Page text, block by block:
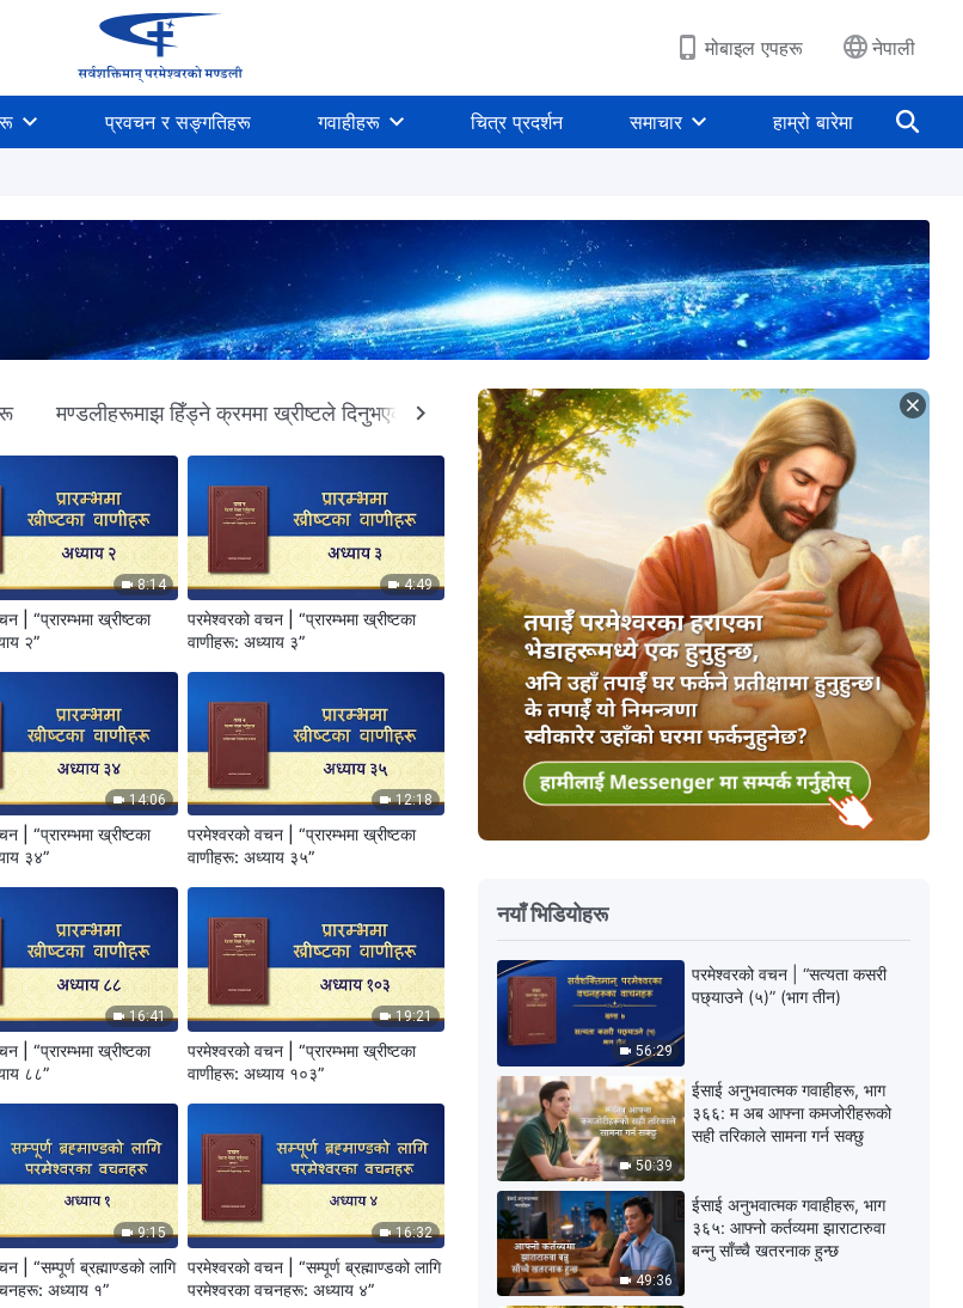
मोबाइल एपहरू नेपाली
प्रवचन र सङ्गतिहरू गवाहीहरू चित्र प्रदर्शन समाचार हाम्रो बारेमा
मण्डलीहरूमाझ हिँड्ने क्रममा ख्रीष्‍टले दिनुभएका वचनहरू
8:14
| “प्रारम्‍भमा ख्रीष्‍टका
२”
4:49
परमेश्‍वरको वचन | “प्रारम्‍भमा ख्रीष्‍टका
वाणीहरू: अध्याय ३”
14:06
| “प्रारम्‍भमा ख्रीष्‍टका
३४”
12:18
परमेश्‍वरको वचन | “प्रारम्‍भमा ख्रीष्‍टका
वाणीहरू: अध्याय ३५”
16:41
| “प्रारम्‍भमा ख्रीष्‍टका
८८”
19:21
परमेश्‍वरको वचन | “प्रारम्‍भमा ख्रीष्‍टका
वाणीहरू: अध्याय १०३”
9:15
| “सम्पूर्ण ब्रह्माण्डको लागि
अध्याय १”
16:32
परमेश्‍वरको वचन | “सम्पूर्ण ब्रह्माण्डको लागि
परमेश्‍वरका वचनहरू: अध्याय ४”
नयाँ भिडियोहरू
56:29
परमेश्‍वरको वचन | “सत्यता कसरी
पछ्याउने (५)” (भाग तीन)
50:39
ईसाई अनुभवात्मक गवाहीहरू, भाग
३६६: म अब आफ्ना कमजोरीहरूको
सही तरिकाले सामना गर्न सक्छु
49:36
ईसाई अनुभवात्मक गवाहीहरू, भाग
३६५: आफ्नो कर्तव्यमा झाराटारुवा
बन्नु साँच्चै खतरनाक हुन्छ